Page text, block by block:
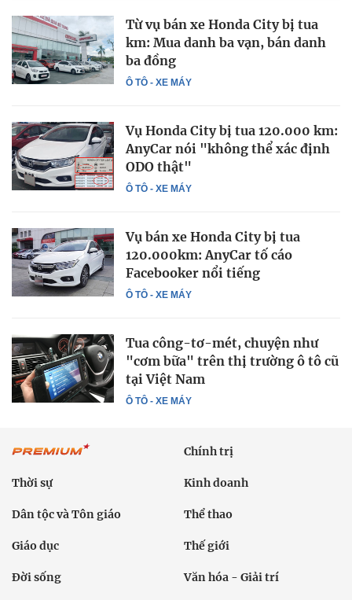
Ô TÔ - XE MÁY
Từ vụ bán xe Honda City bị tua
km: Mua danh ba vạn, bán danh
ba đồng
Ô TÔ - XE MÁY
Vụ Honda City bị tua 120.000 km:
AnyCar nói "không thể xác định
ODO thật"
Ô TÔ - XE MÁY
Vụ bán xe Honda City bị tua
120.000km: AnyCar tố cáo
Facebooker nổi tiếng
Ô TÔ - XE MÁY
Tua công-tơ-mét, chuyện như
"cơm bữa" trên thị trường ô tô cũ
tại Việt Nam
Chính trị
Thời sự Kinh doanh
Dân tộc và Tôn giáo Thể thao
Giáo dục Thế giới
Đời sống Văn hóa - Giải trí